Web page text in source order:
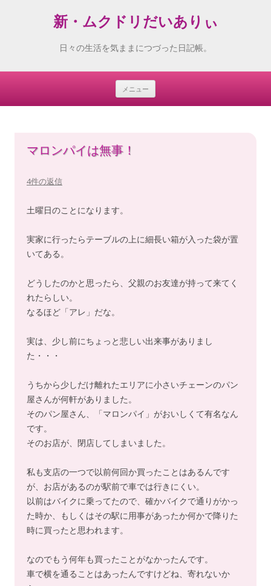
新・ムクドリだいありぃ
日々の生活を気ままにつづった日記帳。
メニュー
Skip
マロンパイは無事！
4件の返信
土曜日のことになります。
実家に行ったらテーブルの上に細長い箱が入った袋が置
いてある。
どうしたのかと思ったら、父親のお友達が持って来てく
れたらしい。
なるほど「アレ」だな。
実は、少し前にちょっと悲しい出来事がありまし
た・・・
うちから少しだけ離れたエリアに小さいチェーンのパン
屋さんが何軒がありました。
そのパン屋さん、「マロンパイ」がおいしくて有名なん
です。
そのお店が、閉店してしまいました。
私も支店の一つで以前何回か買ったことはあるんです
が、お店があるのが駅前で車では行きにくい。
以前はバイクに乗ってたので、確かバイクで通りがかっ
た時か、もしくはその駅に用事があったか何かで降りた
時に買ったと思われます。
なのでもう何年も買ったことがなかったんです。
車で横を通ることはあったんですけどね、寄れないか